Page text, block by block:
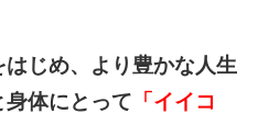
はじめ、より豊かな人生
身体にとって 「イイコ